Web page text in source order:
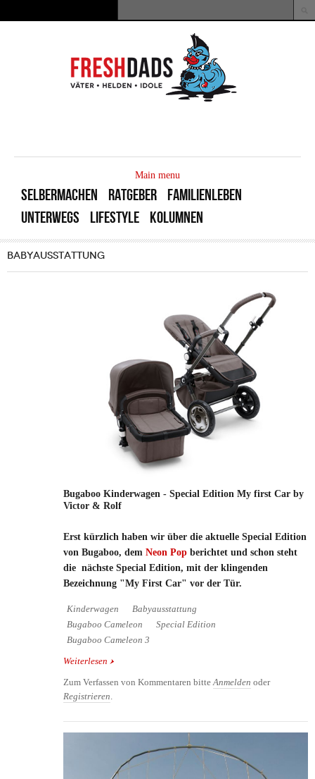
Suchformular
Main menu
SELBERMACHEN RATGEBER
FAMILIENLEBEN
UNTERWEGS
LIFESTYLE KOLUMNEN
BABYAUSSTATTUNG
Bugaboo Kinderwagen - Special Edition My first Car by
Victor & Rolf
Erst kürzlich haben wir über die aktuelle Special Edition
von Bugaboo, dem Neon Pop berichtet und schon steht
die nächste Special Edition, mit der klingenden
Bezeichnung "My First Car" vor der Tür.
Kinderwagen
Babyausstattung
Bugaboo Cameleon
Special Edition
Bugaboo Cameleon 3
Weiterlesen über Bugaboo Kinderwagen - Special Edition My
Zum Verfassen von Kommentaren bitteAnmelden oder
Registrieren.